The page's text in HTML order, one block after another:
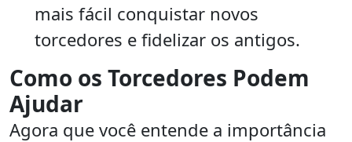
mais fácil conquistar novos
torcedores e fidelizar os antigos.
Como os Torcedores Podem
Ajudar
Agora que você entende a importância